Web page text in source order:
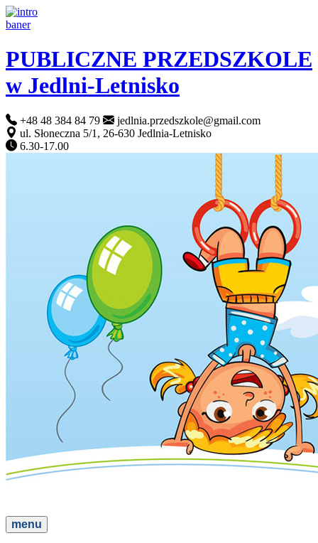
PUBLICZNE PRZEDSZKOLE
w Jedlni-Letnisko
+48 48 384 84 79
jedlnia.przedszkole@gmail.com
ul. Słoneczna 5/1, 26-630 Jedlnia-Letnisko
6.30-17.00
menu